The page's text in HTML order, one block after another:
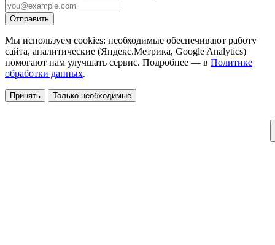
Отправить
Мы используем cookies: необходимые обеспечивают работу
сайта, аналитические (Яндекс.Метрика, Google Analytics)
помогают нам улучшать сервис. Подробнее — в Политике
обработки данных.
Принять Только необходимые